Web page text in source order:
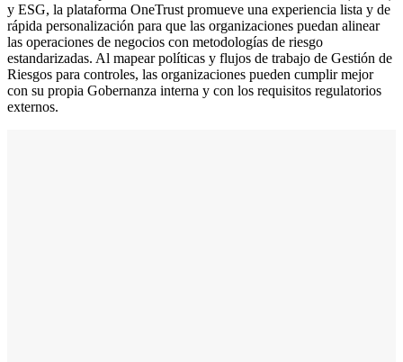
y ESG, la plataforma OneTrust promueve una experiencia lista y de
rápida personalización para que las organizaciones puedan alinear
las operaciones de negocios con metodologías de riesgo
estandarizadas. Al mapear políticas y flujos de trabajo de Gestión de
Riesgos para controles, las organizaciones pueden cumplir mejor
con su propia Gobernanza interna y con los requisitos regulatorios
externos.